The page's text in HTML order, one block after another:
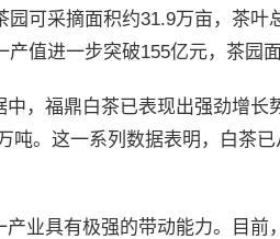
园可采摘面积约31.9万亩，茶
产值进一步突破155亿元，茶园
中，福鼎白茶已表现出强劲增长
吨。这一系列数据表明，白茶
产业具有极强的带动能力。目